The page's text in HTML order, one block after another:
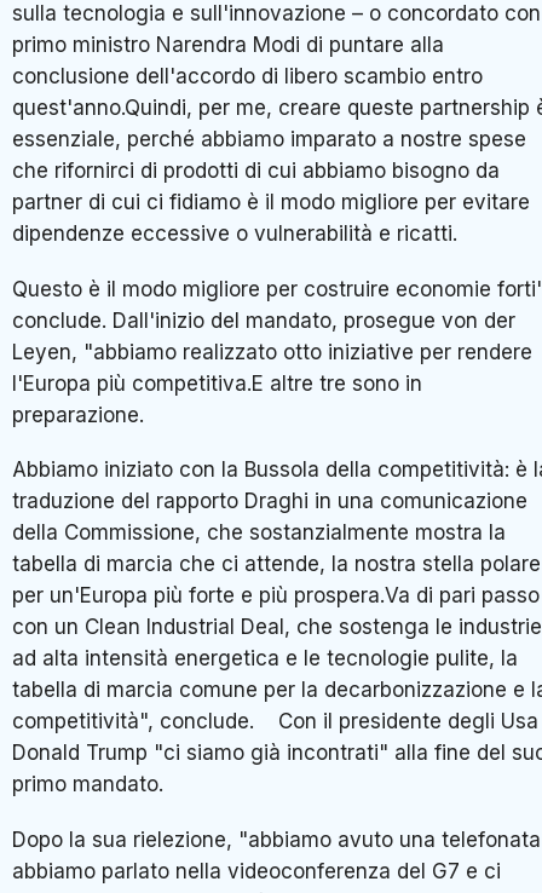
sulla tecnologia e sull'innovazione – o concordato
primo ministro Narendra Modi di puntare alla
conclusione dell'accordo di libero scambio entro
quest'anno.Quindi, per me, creare queste partnership
essenziale, perché abbiamo imparato a nostre spese
che rifornirci di prodotti di cui abbiamo bisogno da
partner di cui ci fidiamo è il modo migliore per evitare
dipendenze eccessive o vulnerabilità e ricatti.
Questo è il modo migliore per costruire economie
conclude. Dall'inizio del mandato, prosegue von der
Leyen, "abbiamo realizzato otto iniziative per rendere
l'Europa più competitiva.E altre tre sono in
preparazione.
Abbiamo iniziato con la Bussola della competitività: è
traduzione del rapporto Draghi in una comunicazione
della Commissione, che sostanzialmente mostra la
tabella di marcia che ci attende, la nostra stella polare
per un'Europa più forte e più prospera.Va di pari passo
con un Clean Industrial Deal, che sostenga le industrie
ad alta intensità energetica e le tecnologie pulite, la
tabella di marcia comune per la decarbonizzazione e
competitività", conclude. Con il presidente degli Usa
Donald Trump "ci siamo già incontrati" alla fine del
primo mandato.
Dopo la sua rielezione, "abbiamo avuto una
abbiamo parlato nella videoconferenza del G7 e ci